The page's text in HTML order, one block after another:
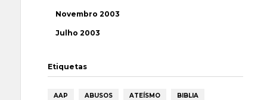
Novembro 2003
Julho 2003
Etiquetas
AAP ABUSOS ATEÍSMO BIBLIA